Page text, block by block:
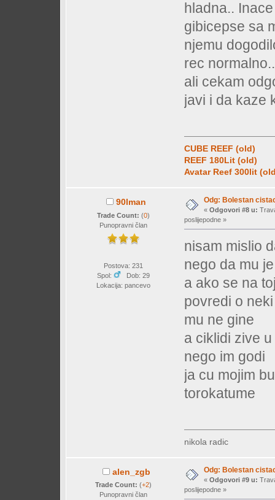
hladna..
gibicepse sa
njemu
rec normalno..
ali cekam
javi i da kaze
CUBE REEF (old)
REEF 180Lit (old)
Avatar Reef 300lit
90lman
Trade Count: (0)
Punopravni član
Postova: 231
Spol:
Dob: 29
Lokacija: pancevo
Odg: Bolestan
« Odgovori #8 u:
poslijepodne »
nisam mislio
nego da mu
a ako se na
povredi o
mu ne gine
a ciklidi zive
nego im godi
ja cu mojim
torokatume
nikola radic
alen_zgb
Trade Count: (+2)
Punopravni član
Odg: Bolestan
« Odgovori #9 u:
poslijepodne »